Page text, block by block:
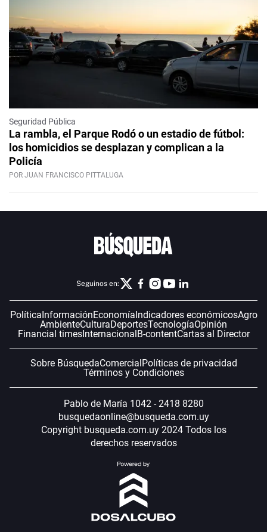
Seguridad Pública
La rambla, el Parque Rodó o un estadio de fútbol:
los homicidios se desplazan y complican a la
Policía
POR JUAN FRANCISCO PITTALUGA
Seguinos en:
Política InformaciónEconomía Indicadores económicosAgro
AmbienteCulturaDeportesTecnologíaOpinión
Financial timesInternacional B-contentCartas al Director
Sobre BúsquedaComercial Políticas de privacidad
Términos y Condiciones
Pablo de María 1042 - 2418 8280
busquedaonline@busqueda.com.uy
Copyright busqueda.com.uy 2024 Todos los
derechos reservados